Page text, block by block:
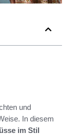
und
In diesem
im Stil